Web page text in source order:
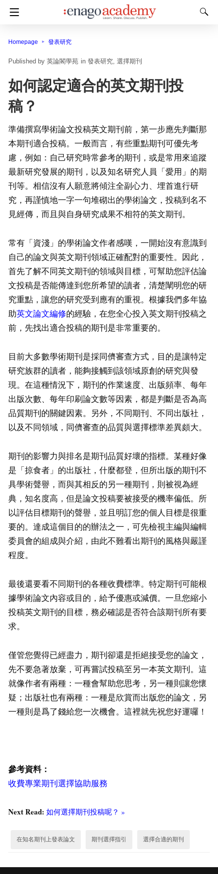
Homepage 發表研究
英論閣學苑 in 發表研究 選擇期刊
如何認定適合的英文期刊投
稿？
準備撰寫學術論文投稿英文期刊前，第一步應先判斷那
本期刊適合投稿。一般而言，有些重點期刊可優先考
慮，例如：自己研究時常參考的期刊，或是常用來追蹤
最新研究發展的期刊，以及知名研究人員「愛用」的期
刊等。相信沒有人願意將傾注全副心力、埋首進行研
究，再謹慎地一字一句堆砌出的學術論文，投稿到名不
見經傳，而且與自身研究成果不相符的英文期刊。
常有「資淺」的學術論文作者感嘆，一開始沒有意識到
自己的論文與英文期刊領域正確配對的重要性。因此，
首先了解不同英文期刊的領域與目標，可幫助您評估論
文投稿是否能傳達到您所希望的讀者，清楚闡明您的研
究重點，讓您的研究受到應有的重視。根據我們多年協
助英文論文編修的經驗，在您全心投入英文期刊投稿之
前，先找出適合投稿的期刊是非常重要的。
目前大多數學術期刊是採同儕審查方式，目的是讓特定
研究族群的讀者，能夠接觸到該領域原創的研究與發
現。在這種情況下，期刊的作業速度、出版頻率、每年
出版次數、每年印刷論文數等因素，都是判斷是否為高
品質期刊的關鍵因素。另外，不同期刊、不同出版社，
以及不同領域，同儕審查的品質與選擇標準差異頗大。
期刊的影響力與排名是期刊品質好壞的指標。某種好像
是「掠食者」的出版社，什麼都登，但所出版的期刊不
具學術聲譽，而與其相反的另一種期刊，則被視為經
典，知名度高，但是論文投稿要被接受的機率偏低。所
以評估目標期刊的聲譽，並且明訂您的個人目標是很重
要的。達成這個目的的辦法之一，可先檢視主編與編輯
委員會的組成與介紹，由此不難看出期刊的風格與嚴謹
程度。
最後還要看不同期刊的各種收費標準。特定期刊可能根
據學術論文內容或目的，給予優惠或減價。一旦您縮小
投稿英文期刊的目標，務必確認是否符合該期刊所有要
求。
僅管您覺得已經盡力，期刊卻還是拒絕接受您的論文，
先不要急著放棄，可再嘗試投稿至另一本英文期刊。這
就像作者有兩種：一種會幫助您思考，另一種則讓您懷
疑；出版社也有兩種：一種是欣賞而出版您的論文，另
一種則是爲了錢給您一次機會。這裡就先祝您好運囉！
參考資料：
收費專業期刊選擇協助服務
Next Read: 如何選擇期刊投稿呢？ »
在知名期刊上發表論文 期刊選擇指引 選擇合適的期刊